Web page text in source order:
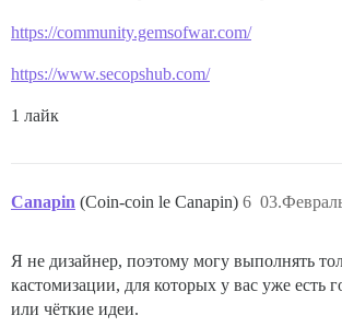
https://community.gemsofwar.com/
https://www.secopshub.com/
1 лайк
Canapin (Coin-coin le Canapin) 6
Я не дизайнер, поэтому могу выполнять
кастомизации, для которых у вас уже есть
или чёткие идеи.